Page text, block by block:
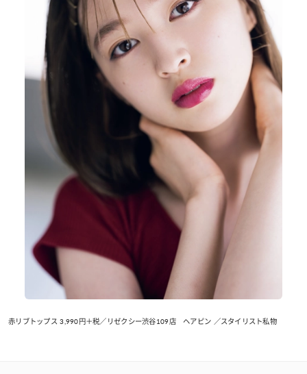
赤リブトップス 3,990円＋税／リゼクシー渋谷109店 ヘアピン ／スタイリスト私物